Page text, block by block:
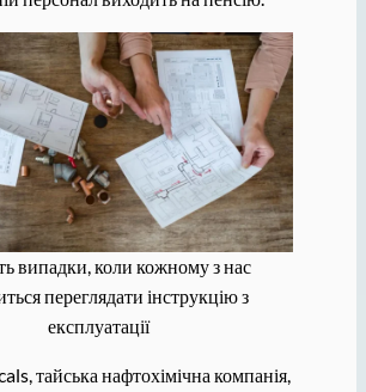
випадки, коли кожному з нас
переглядати інструкцію з
експлуатації
тайська нафтохімічна компанія,